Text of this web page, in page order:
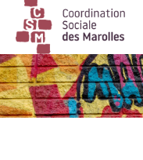
Main Navigation